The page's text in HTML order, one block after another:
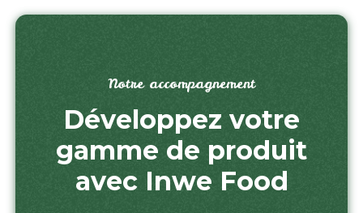
Notre accompagnement
Développez votre
gamme de produit
avec Inwe Food